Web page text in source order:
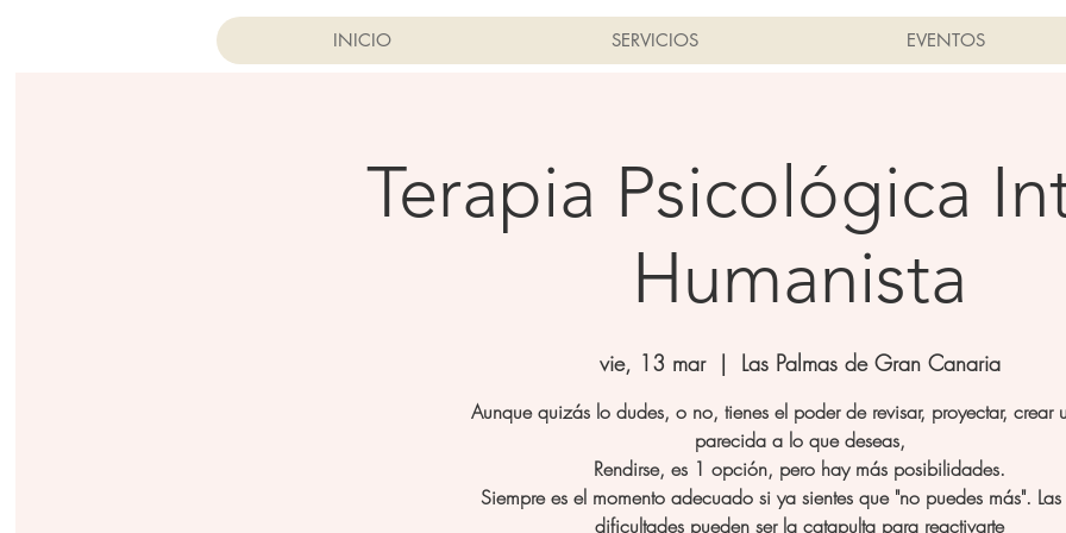
INICIO SERVICIOS EVENTOS
Terapia Psicológica
Humanista
vie, 13 mar
  |
Las Palmas de Gran Canaria
Aunque quizás lo dudes, o no, tienes el poder de revisar, proyectar, crear
parecida a lo que deseas,
Rendirse, es 1 opción, pero hay más posibilidades.
Siempre es el momento adecuado si ya sientes que "no puedes más". Las
dificultades pueden ser la catapulta para reactivarte